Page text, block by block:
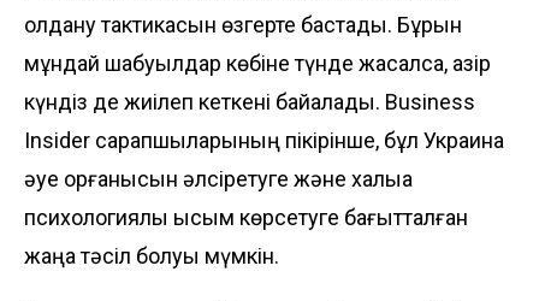
қолдану тактикасын өзгерте бастады. Бұрын
мұндай шабуылдар көбіне түнде жасалса, қазір
күндіз де жиілеп кеткені байқалады. Business
Insider cарапшыларының пікірінше, бұл Украина
әуе қорғанысын әлсіретуге және халыққа
психологиялық қысым көрсетуге бағытталған
жаңа тәсіл болуы мүмкін.